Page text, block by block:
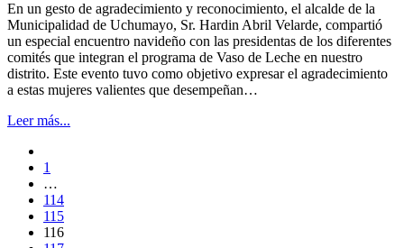
En un gesto de agradecimiento y reconocimiento, el alcalde de la
Municipalidad de Uchumayo, Sr. Hardin Abril Velarde, compartió
un especial encuentro navideño con las presidentas de los diferentes
comités que integran el programa de Vaso de Leche en nuestro
distrito. Este evento tuvo como objetivo expresar el agradecimiento
a estas mujeres valientes que desempeñan…
Leer más...
1
…
114
115
116